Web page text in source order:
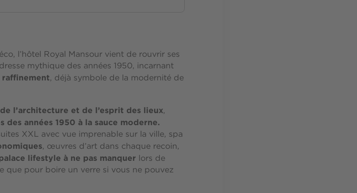
l’hôtel Royal Mansour vient de rouvrir ses
mythique des années 1950, incarnant
, déjà symbole de la modernité de
l’architecture et de l’esprit des lieux,
des années 1950 à la sauce moderne.
XXL avec vue imprenable sur la ville, spa
, œuvres d’art dans chaque recoin,
lifestyle à ne pas manquer lors de
que pour boire un verre si vous ne pouvez